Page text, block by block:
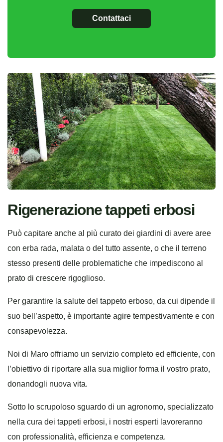
Contattaci
Rigenerazione tappeti erbosi
Può capitare anche al più curato dei giardini di avere aree
con erba rada, malata o del tutto assente, o che il terreno
stesso presenti delle problematiche che impediscono al
prato di crescere rigoglioso.
Per garantire la salute del tappeto erboso, da cui dipende il
suo bell’aspetto, è importante agire tempestivamente e con
consapevolezza.
Noi di Maro offriamo un servizio completo ed efficiente, con
l’obiettivo di riportare alla sua miglior forma il vostro prato,
donandogli nuova vita.
Sotto lo scrupoloso sguardo di un agronomo, specializzato
nella cura dei tappeti erbosi, i nostri esperti lavoreranno
con professionalità, efficienza e competenza.